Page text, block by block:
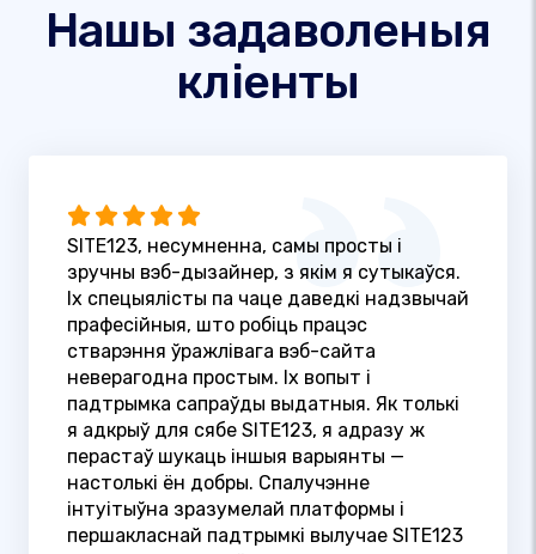
Нашы задаволеныя
кліенты
SITE123, несумненна, самы просты і
зручны вэб-дызайнер, з якім я сутыкаўся.
Іх спецыялісты па чаце даведкі надзвычай
прафесійныя, што робіць працэс
стварэння ўражлівага вэб-сайта
неверагодна простым. Іх вопыт і
падтрымка сапраўды выдатныя. Як толькі
я адкрыў для сябе SITE123, я адразу ж
перастаў шукаць іншыя варыянты —
настолькі ён добры. Спалучэнне
інтуітыўна зразумелай платформы і
першакласнай падтрымкі вылучае SITE123